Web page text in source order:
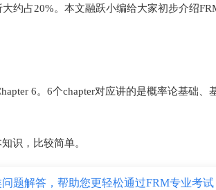
约占20%。本文融跃小编给大家初步介绍
6。6个chapter对应讲的是概率论基础、
识，比较简单。
题解答，帮助您更轻松通过FRM专业考试